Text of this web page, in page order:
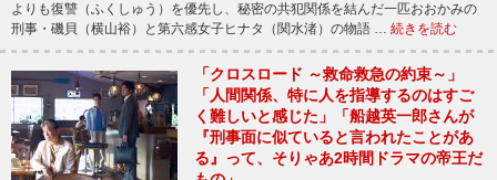
よりも復讐（ふくしゅう）を優先し、秘密の共犯関係を結んだ一匹おおかみの
刑事・磯貝（横山裕）と第六感女子ヒナタ（関水渚）の物語 … 続きを読む
「クロスロード ～救命救急の約束～」
「人間関係、特に人を指導するのはすご
く難しいと感じた」「船越英一郎さんが
『刑事面に似ていると言われたことがあ
る』って、そりゃあ2時間ドラマの帝王だ